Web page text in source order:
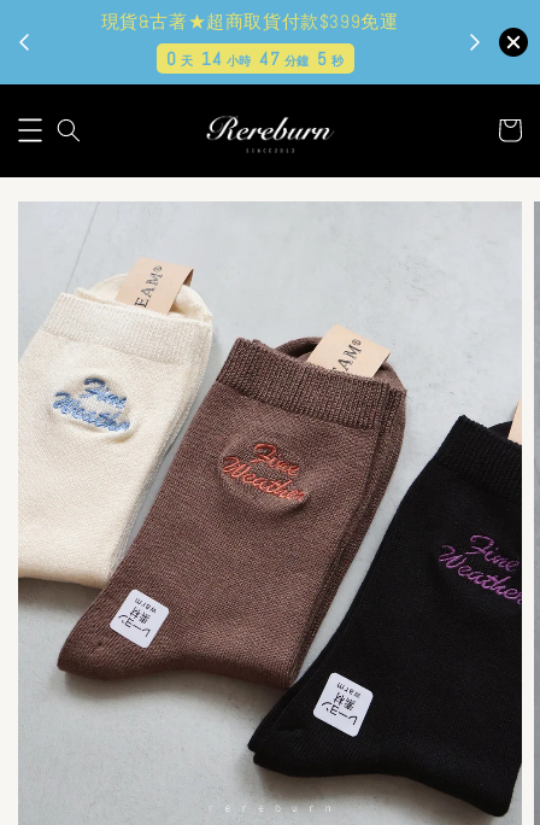
現貨&古著★超商取貨付款$399免運
0天 14 小時 47 分鐘 4秒